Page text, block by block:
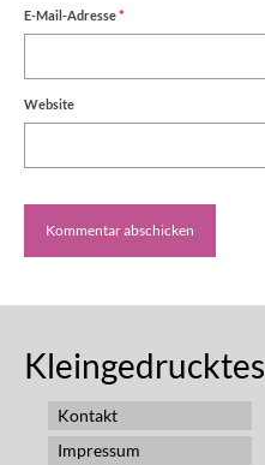
E-Mail-Adresse*
Website
Kleingedrucktes
Kontakt
Impressum